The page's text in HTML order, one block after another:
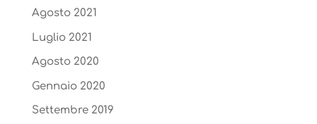
Agosto 2021
Luglio 2021
Agosto 2020
Gennaio 2020
Settembre 2019